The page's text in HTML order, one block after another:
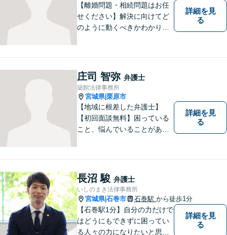
【離婚問題・相続問題はお任
せください】解決に向けてど
のように動くべきかわかりや
夜間・休日対応可】お早めの
ご相談が、納得のいく解決へ
の第一歩です。
詳細を見
る
庄司 智弥 弁護士
築館法律事務所
宮城県|栗原市
【地域に根差した弁護士】
【初回面談無料】困っている
こと、悩んでいることがあっ
まず弁護士に相談してみてく
ださい。離婚問題／借金問題
／交通事故／刑事事件など、
幅広く対応。【夜間／休日対
応可能】
詳細を見
る
長沼 駿 弁護士
いしのまき法律事務所
宮城県|石巻市 石巻駅 から徒歩1分
【石巻駅1分】自分の力だけで
はどうにもできずに困ってい
る人々の力になりたいと思い
詳細を見
る